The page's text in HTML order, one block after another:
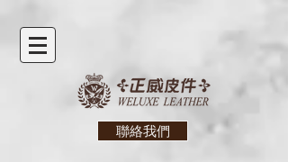
聯絡我們